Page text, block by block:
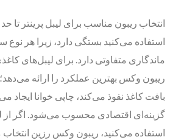
انتخاب ریبون مناسب برای لیبل پرینتر تا
استفاده می‌کنید بستگی دارد، زیرا هر
ماندگاری متفاوتی دارد. برای لیبل‌های
ریبون وکس بهترین عملکرد را ارائه
بافت کاغذ نفوذ می‌کند، چاپی خوانا ایجاد
گزینه‌ای اقتصادی محسوب می‌شود. اگر از
استفاده می‌کنید، ریبون وکس رزین